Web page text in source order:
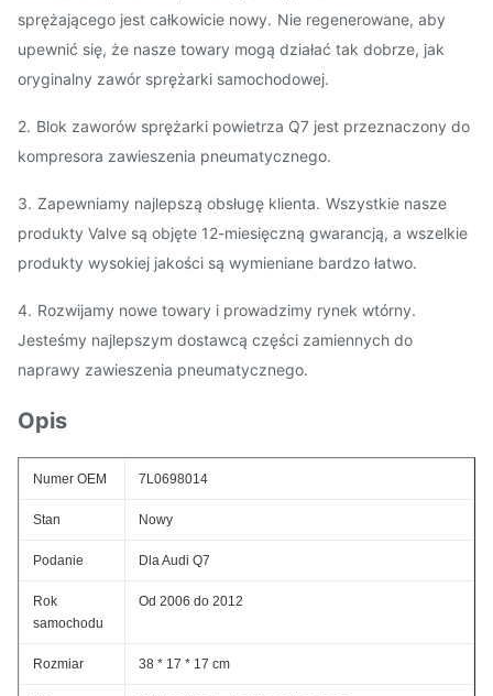
sprężającego jest całkowicie nowy. Nie regenerowane, aby
upewnić się, że nasze towary mogą działać tak dobrze, jak
oryginalny zawór sprężarki samochodowej.
2. Blok zaworów sprężarki powietrza Q7 jest przeznaczony do
kompresora zawieszenia pneumatycznego.
3. Zapewniamy najlepszą obsługę klienta. Wszystkie nasze
produkty Valve są objęte 12-miesięczną gwarancją, a wszelkie
produkty wysokiej jakości są wymieniane bardzo łatwo.
4. Rozwijamy nowe towary i prowadzimy rynek wtórny.
Jesteśmy najlepszym dostawcą części zamiennych do
naprawy zawieszenia pneumatycznego.
Opis
Numer OEM 7L0698014
Stan Nowy
Podanie Dla Audi Q7
Rok
samochodu
Od 2006 do 2012
Rozmiar 38 * 17 * 17 cm